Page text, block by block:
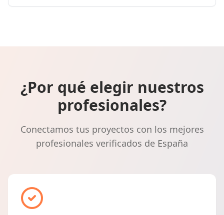
¿Por qué elegir nuestros
profesionales?
Conectamos tus proyectos con los mejores
profesionales verificados de España